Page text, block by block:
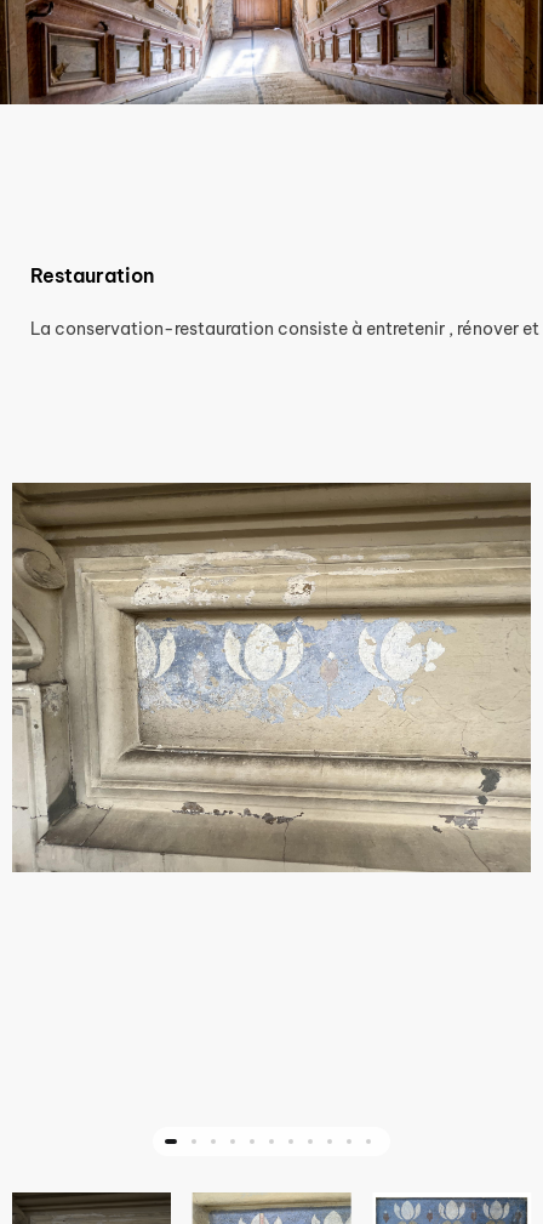
Restauration
La conservation-restauration consiste à entretenir , rénover et